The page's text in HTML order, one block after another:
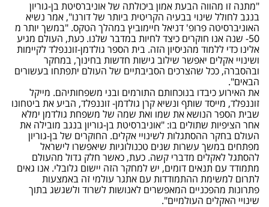
"מתנה זו מהווה הבעת אמון ביכולתה של אוניברסיטת בן-גוריון
בנגב לחולל שינוי בבעיה הקריטית ביותר של דורנו", אמר נשיא
האוניברסיטה פרופ' דניאל חיימוביץ במהלך הטקס. "במשך יותר מ
50- שנה אנו חוקרים כיצד לחיות במדבר שלנו. כעת, העולם מגיע
אלינו כדי ללמוד מהניסיון הזה. בית הספר גולדמן-זוננפלד לקיימות
ושינויי אקלים יאפשר שילוב גישות חדשות בחינוך, במחקר
ובהסברה, ככל שהצרכים הסביבתיים של העולם יתפתחו בעשורים
הבאים".
את האירוע כיבדו בנוכחותם התורמים ובני משפחותיהם. מייקל
זוננפלד, מייסד שותף ונשיא קרן גולדמן- זוננפלד, הביע את ביטחונו
שבית הספר הנושא את שמו ואת שמה של משפחת גולדמן ימלא
אחר הציפיות שתולים בו: "אוניברסיטת בן-גוריון בנגב מובילה את
העולם בחקר ההסתגלות לשינויי אקלים. החוקרים של בן-גוריון
מפתחים במשך עשרות שנים טכנולוגיות שיאפשרו לישראל
להסתגל לאקלים מדברי קשה. כעת, כאשר חלק גדול מהעולם
מתמודד עם תנאים דומים, יש למחקר הזה יישום גלובלי. אנו גאים
לתרום למשימת ההתמודדות עם אתגר עולמי זה באמצעות
פתרונות מהפכניים המאפשרים לאנושות לשרוד ולשגשג בתוך
שינויי האקלים העולמיים".